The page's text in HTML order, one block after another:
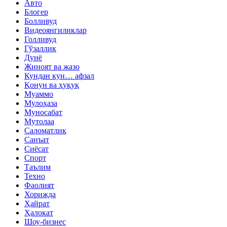
Авто
Блогер
Болливуд
Видеоянгиликлар
Голливуд
Гўзаллик
Дунё
Жиноят ва жазо
Кундан кун… афзал
Қонун ва ҳуқуқ
Муаммо
Мулоҳаза
Муносабат
Мутолаа
Саломатлик
Санъат
Сиёсат
Спорт
Таълим
Техно
Фаолият
Хорижда
Ҳайрат
Ҳалокат
Шоу-бизнес